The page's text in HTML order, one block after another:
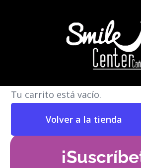
Tu carrito está vacío.
Volver a la tienda